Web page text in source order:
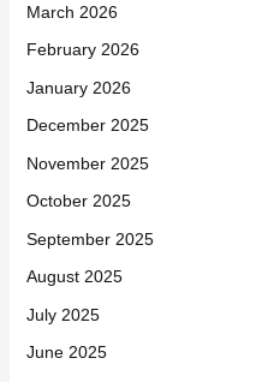
March 2026
February 2026
January 2026
December 2025
November 2025
October 2025
September 2025
August 2025
July 2025
June 2025